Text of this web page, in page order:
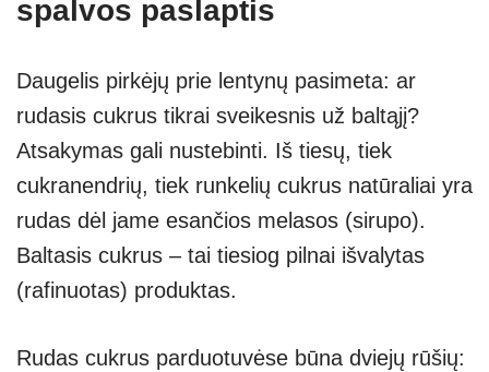
spalvos paslaptis
Daugelis pirkėjų prie lentynų pasimeta: ar
rudasis cukrus tikrai sveikesnis už baltąjį?
Atsakymas gali nustebinti. Iš tiesų, tiek
cukranendrių, tiek runkelių cukrus natūraliai yra
rudas dėl jame esančios melasos (sirupo).
Baltasis cukrus – tai tiesiog pilnai išvalytas
(rafinuotas) produktas.
Rudas cukrus parduotuvėse būna dviejų rūšių: